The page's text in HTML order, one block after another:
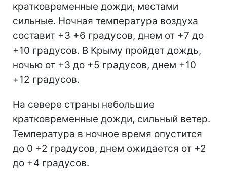
кратковременные дожди, местами
сильные. Ночная температура воздуха
составит +3 +6 градусов, днем от +7 до
+10 градусов. В Крыму пройдет дождь,
ночью от +3 до +5 градусов, днем +10
+12 градусов.
На севере страны небольшие
кратковременные дожди, сильный ветер.
Температура в ночное время опустится
до 0 +2 градусов, днем ожидается от +2
до +4 градусов.